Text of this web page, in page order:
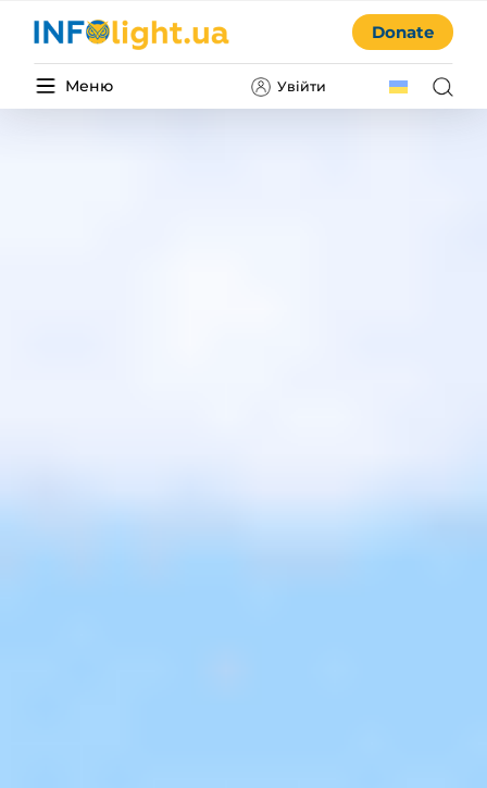
Меню Увійти
Donate